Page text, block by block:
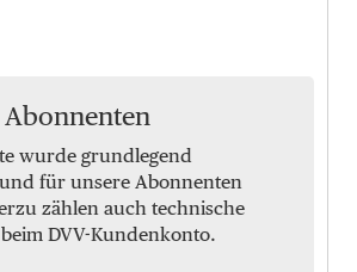
wurde grundlegend
für unsere Abonnenten
zählen auch technische
DVV-Kundenkonto.